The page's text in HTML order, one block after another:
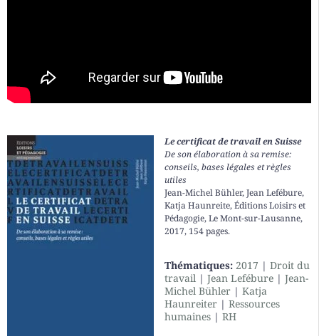
Le certificat de travail en Suisse
De son élaboration à sa remise:
conseils, bases légales et règles
utiles
Jean-Michel Bühler, Jean Lefébure,
Katja Haunreite, Éditions Loisirs et
Pédagogie, Le Mont-sur-Lausanne,
2017, 154 pages.
Thématiques: 2017 | Droit du
travail | Jean Lefébure | Jean-
Michel Bühler | Katja
Haunreiter | Ressources
humaines | RH